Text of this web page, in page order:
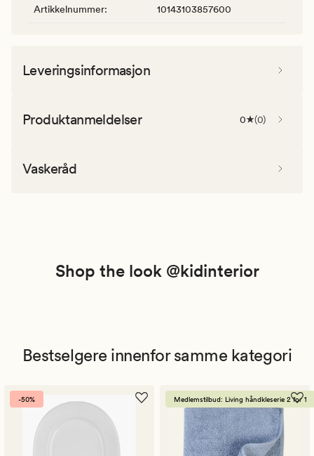
Artikkelnummer: 10143103857600
Leveringsinformasjon
Produktanmeldelser 0 (0)
Vaskeråd
Shop the look @kidinterior
Bestselgere innenfor samme kategori
-50% Medlemstilbud: Living håndkleserie 2 for 1